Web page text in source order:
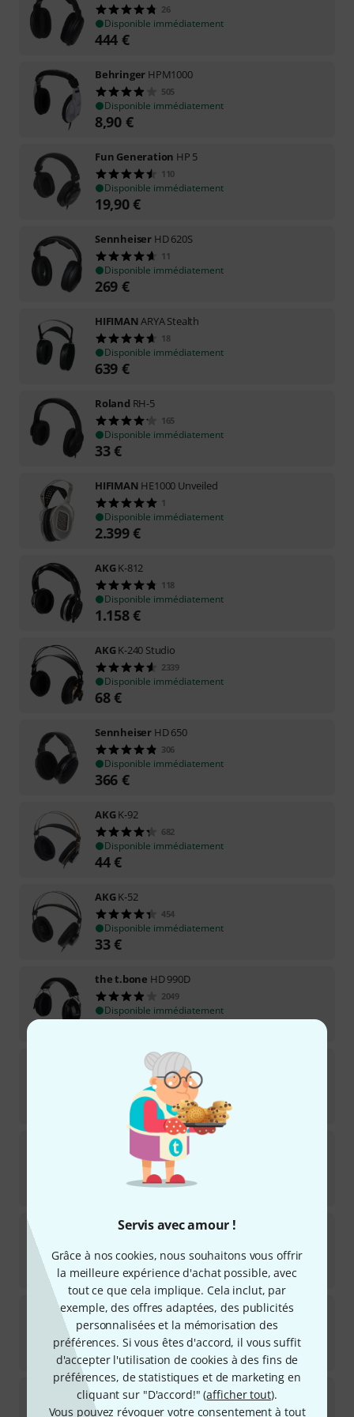
Servis avec amour !
Grâce à nos cookies, nous souhaitons vous offrir
la meilleure expérience d'achat possible, avec
tout ce que cela implique. Cela inclut, par
exemple, des offres adaptées, des publicités
personnalisées et la mémorisation des
préférences. Si vous êtes d'accord, il vous suffit
d'accepter l'utilisation de cookies à des fins de
préférences, de statistiques et de marketing en
cliquant sur "D'accord!" (afficher tout).
Vous pouvez révoquer votre consentement à tout
26
Disponible immédiatement
444 €
Behringer HPM1000
505
Disponible immédiatement
8,90 €
Fun Generation HP 5
110
Disponible immédiatement
19,90€
Sennheiser HD 620S
11
Disponible immédiatement
269 €
HIFIMANARYA Stealth
18
Disponible immédiatement
639 €
Roland RH-5
165
Disponible immédiatement
33€
HIFIMAN HE1000 Unveiled
1
Disponible immédiatement
2.399€
AKGK-812
118
Disponible immédiatement
1.158€
AKGK-240 Studio
2339
Disponible immédiatement
68€
Sennheiser HD 650
306
Disponible immédiatement
366 €
AKGK-92
682
Disponible immédiatement
44€
AKGK-52
454
Disponible immédiatement
33€
the t.bone HD 990D
2049
Disponible immédiatement
ANANDA Nano
25
Disponible immédiatement
Fun GenerationHP-7
295
Disponible immédiatement
SennheiserHD-400 Pro
Disponible immédiatement
222 €
AIAIAITracks USB-C White
2
Disponible sous 1–2 semaines
59€
YamahaHPH-MT8
91